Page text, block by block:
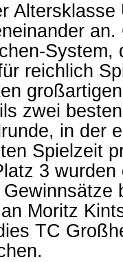
Turniere
Ballmaschine
System,
reichlich
zwei
in der
Spielzeit
3
Moritz
TC